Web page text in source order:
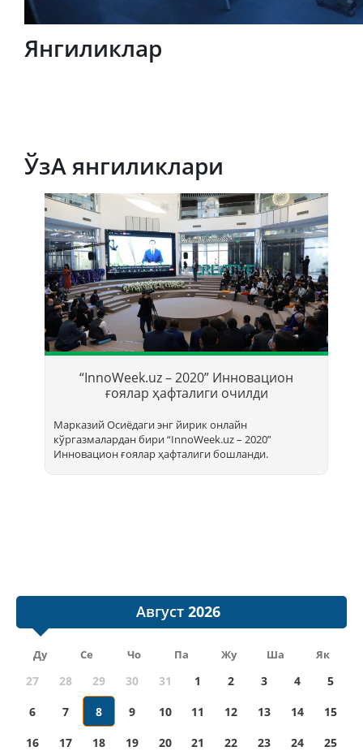
Янгиликлар
ЎзА янгиликлари
“InnoWeek.uz – 2020” Инновацион
ғоялар ҳафталиги очилди
Марказий Осиёдаги энг йирик онлайн
кўргазмалардан бири “InnoWееk.uz – 2020”
Инновацион ғоялар ҳафталиги бошланди.
Август
Ду Се Чо Па Жу Ша Як
27 28 29 30 31 1 2 3 4
5
6
7 8 9 10 11 12 13 14
15
16
17 18 19 20 21 22 23 24
25